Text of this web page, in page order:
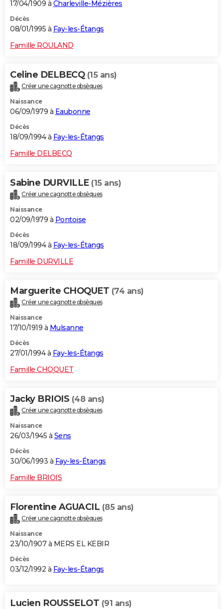
17/04/1909 à Charleville-Mézières
Décès
08/01/1995 à Fay-les-Étangs
Famille ROULAND
Celine DELBECQ (15 ans)
Créer une cagnotte obsèques
Naissance
06/09/1979 à Eaubonne
Décès
18/09/1994 à Fay-les-Étangs
Famille DELBECQ
Sabine DURVILLE (15 ans)
Créer une cagnotte obsèques
Naissance
02/09/1979 à Pontoise
Décès
18/09/1994 à Fay-les-Étangs
Famille DURVILLE
Marguerite CHOQUET (74 ans)
Créer une cagnotte obsèques
Naissance
17/10/1919 à Mulsanne
Décès
27/01/1994 à Fay-les-Étangs
Famille CHOQUET
Jacky BRIOIS (48 ans)
Créer une cagnotte obsèques
Naissance
26/03/1945 à Sens
Décès
30/06/1993 à Fay-les-Étangs
Famille BRIOIS
Florentine AGUACIL (85 ans)
Créer une cagnotte obsèques
Naissance
23/10/1907 à MERS EL KEBIR
Décès
03/12/1992 à Fay-les-Étangs
Lucien ROUSSELOT (91 ans)